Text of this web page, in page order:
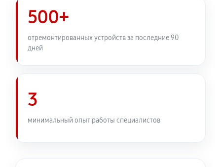
500+
отремонтированных устройств за последние 90
дней
3
минимальный опыт работы специалистов